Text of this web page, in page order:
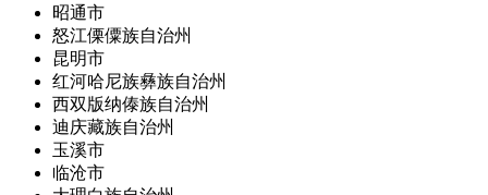
昭通市
怒江傈僳族自治州
昆明市
红河哈尼族彝族自治州
西双版纳傣族自治州
迪庆藏族自治州
玉溪市
临沧市